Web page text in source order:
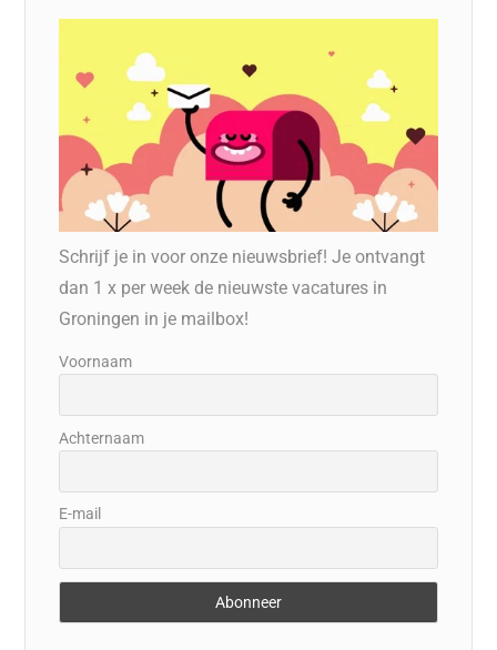
Schrijf je in voor onze nieuwsbrief! Je ontvangt
dan 1 x per week de nieuwste vacatures in
Groningen in je mailbox!
Voornaam
Achternaam
E-mail